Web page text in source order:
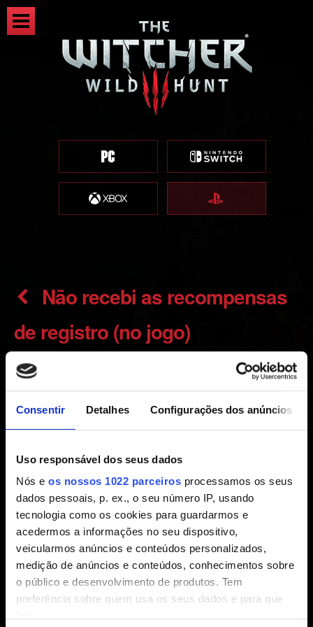
Consentir Detalhes Configurações dos anúncios
Uso responsável dos seus dados
Nós e os nossos 1022 parceiros processamos os seus
dados pessoais, p. ex., o seu número IP, usando
tecnologia como os cookies para guardarmos e
acedermos a informações no seu dispositivo,
veicularmos anúncios e conteúdos personalizados,
medição de anúncios e conteúdos, conhecimentos sobre
o público e desenvolvimento de produtos. Tem
preferência sobre quem usa os seus dados e para que
Não recebi as recompensas
de registro (no jogo)
Criado há 3 anos Atualizado há 2 anos
Suas recompensas estarão esperando por você no
1. Verifique se vinculou o The Witcher 3: Wild Hult a uma
conta CD PROJEKT RED:
No menu principal de The Witcher 3: Wild Hunt, abra
MINHAS RECOMPENSAS e conecte-se em sua conta.
2. Verifique se você está on-line e reinicie o jogo.
Precisa de ajuda?